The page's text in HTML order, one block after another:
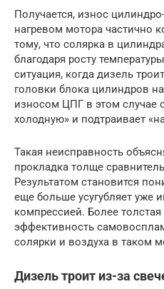
Получается, износ
нагревом мотора частично
тому, что солярка в
благодаря росту
ситуация, когда дизель
головки блока цилиндров
износом ЦПГ в этом случае
холодную» и подтраивает
Такая неисправность
прокладка толще
Результатом становится
еще больше усугубляет
компрессией. Более
эффективность
солярки и воздуха в таком
Дизель троит из-за